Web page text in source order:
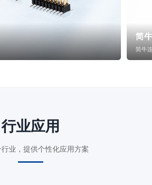
简
行业应用
业，提供个性化应用方案